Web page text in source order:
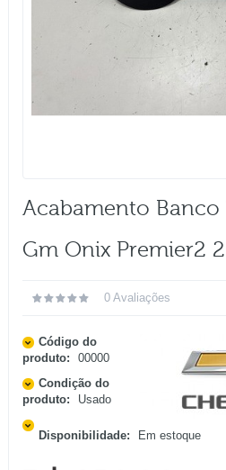
Acabamento
Gm Onix Premier2
0 Avaliações
Código do
produto:
00000
Condição do
produto:
Usado
Disponibilidade: Em estoque